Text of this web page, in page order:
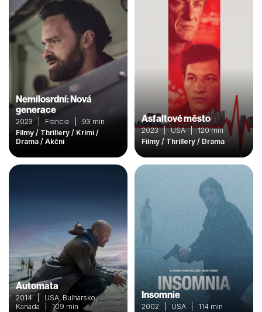
Nemilosrdní: Nová
generace
2023 | Francie | 93 min
Filmy / Thrillery / Krimi /
Drama / Akční
Asfaltové město
2023 | USA | 120 min
Filmy / Thrillery / Drama
Automata
2014 | USA, Bulharsko,
Kanada | 109 min
Insomnie
2002 | USA | 114 min